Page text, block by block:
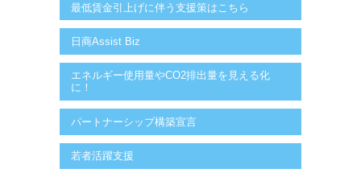
最低賃金引上げに伴う支援策はこちら
日商Assist Biz
エネルギー使用量やCO2排出量を見える化
に！
パートナーシップ構築宣言
若者活躍支援